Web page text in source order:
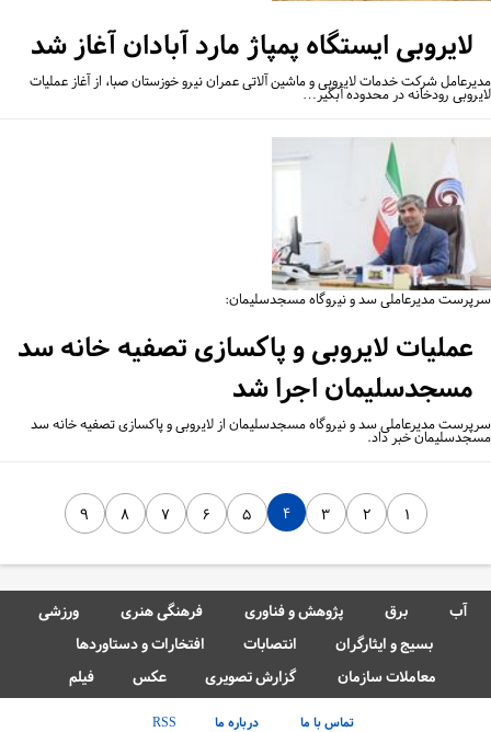
لایروبی ایستگاه پمپاژ مارد آبادان آغاز شد
شرکت خدمات لایروبی و ماشین آلاتی عمران نیرو خوزستان صبا، از آغاز عملیات
رودخانه در محدوده آبگیر…
مدیرعاملی سد و نیروگاه مسجدسلیمان:
عملیات لایروبی و پاکسازی تصفیه خانه سد
مسجدسلیمان اجرا شد
مدیرعاملی سد و نیروگاه مسجدسلیمان از لایروبی و پاکسازی تصفیه خانه سد
خبر داد.
آب برق پژوهش و فناوری فرهنگی هنری
ورزشی
بسیج و ایثارگران
انتصابات
افتخارات و دستاوردها
معاملات سازمان
گزارش تصویری عکس فیلم
تماس با ما درباره ما RSS